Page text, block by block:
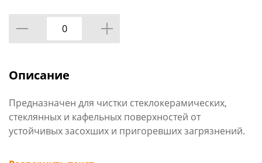
Описание
Предназначен для чистки стеклокерамических,
стеклянных и кафельных поверхностей от
устойчивых засохших и пригоревших загрязнений.
Использование скребка позволяет сберечь силы и